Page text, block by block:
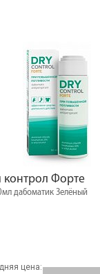
контрол Форте
дабоматик Зелёный
цена: